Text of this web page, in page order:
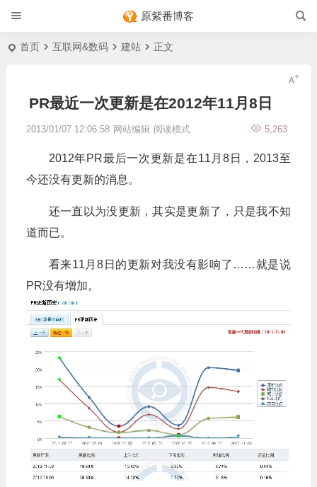
原紫番博客
首页 互联网&数码 建站 正文
PR最近一次更新是在2012年11月8日
2013/01/07 12:06:58 网站编辑 5,263
阅读模式
2012年PR最后一次更新是在11月8日，2013至
今还没有更新的消息。
还一直以为没更新，其实是更新了，只是我不知
道而已。
看来11月8日的更新对我没有影响了……就是说
PR没有增加。